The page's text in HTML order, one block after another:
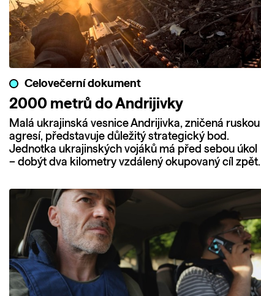
Celovečerní dokument
2000 metrů do Andrijivky
Malá ukrajinská vesnice Andrijivka, zničená ruskou
agresí, představuje důležitý strategický bod.
Jednotka ukrajinských vojáků má před sebou úkol
– dobýt dva kilometry vzdálený okupovaný cíl zpět.